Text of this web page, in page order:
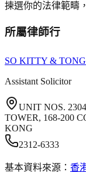
揀選你的法律範疇
所屬律師行
SO KITTY & TONG
Assistant Solicitor
UNIT NOS.
TOWER, 168-200
KONG
2312-6333
基本資料來源： 香